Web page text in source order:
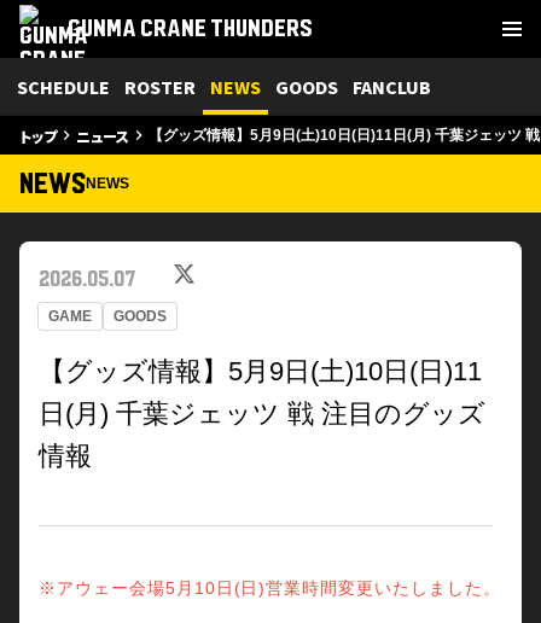
GUNMA CRANE THUNDERS
SCHEDULE ROSTER NEWS GOODS FANCLUB
トップkeyboard_arrow_right ニュース keyboard_arrow_right 【グッズ情報】5月9日(土)10日(日)11日(月) 千葉ジェッツ
NEWSNEWS
GAME GOODS
2026.05.07
【グッズ情報】5月9日(土)10日(日)11
日(月) 千葉ジェッツ 戦 注目のグッズ
情報
※アウェー会場5月10日(日)営業時間変更いたしました。